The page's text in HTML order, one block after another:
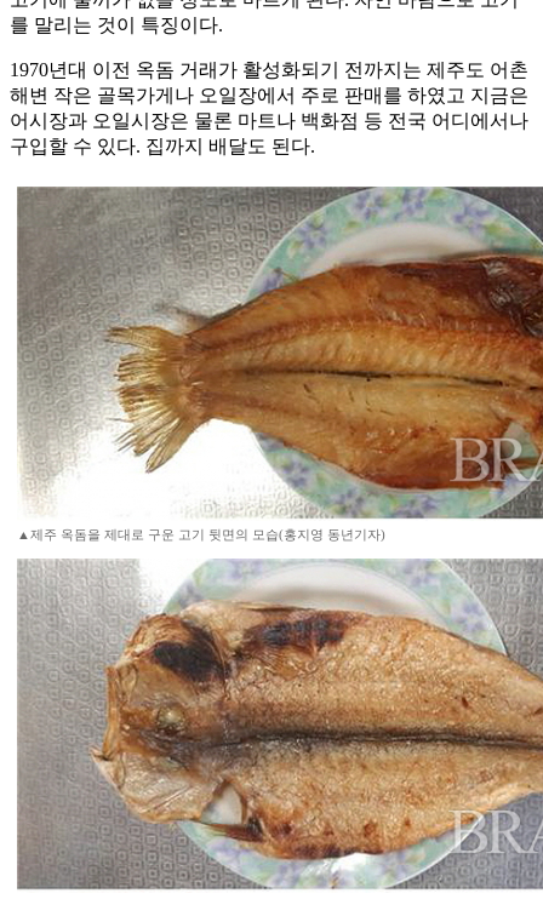
를 말리는 것이 특징이다.
1970년대 이전 옥돔 거래가 활성화되기 전까지는 제주도 어촌
해변 작은 골목가게나 오일장에서 주로 판매를 하였고 지금은
어시장과 오일시장은 물론 마트나 백화점 등 전국 어디에서나
구입할 수 있다. 집까지 배달도 된다.
▲제주 옥돔을 제대로 구운 고기 뒷면의 모습(홍지영 동년기자)